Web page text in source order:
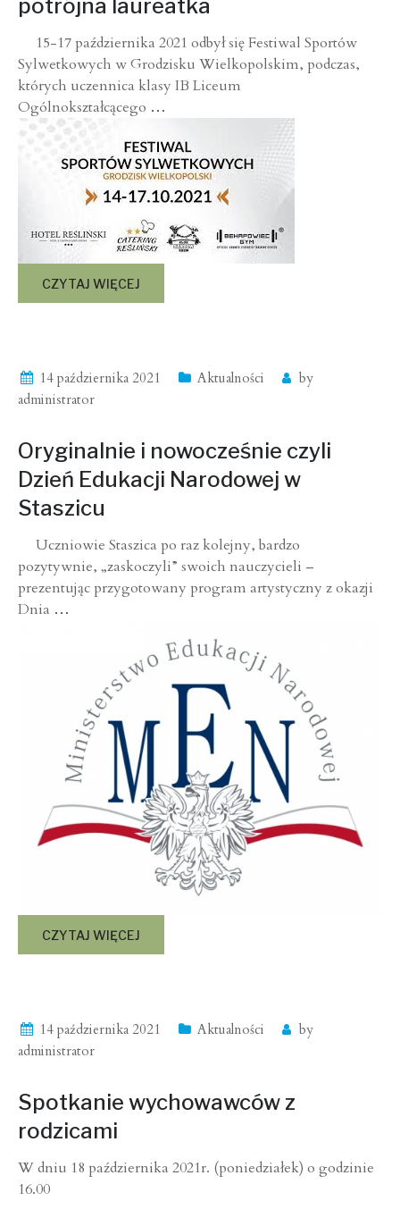
potrójna laureatka
15-17 października 2021 odbył się Festiwal Sportów
Sylwetkowych w Grodzisku Wielkopolskim, podczas,
których uczennica klasy IB Liceum
Ogólnokształcącego …
CZYTAJ WIĘCEJ
14 października 2021 Aktualności
by
administrator
Oryginalnie i nowocześnie czyli
Dzień Edukacji Narodowej w
Staszicu
Uczniowie Staszica po raz kolejny, bardzo
pozytywnie, „zaskoczyli” swoich nauczycieli –
prezentując przygotowany program artystyczny z okazji
Dnia …
CZYTAJ WIĘCEJ
14 października 2021 Aktualności
by
administrator
Spotkanie wychowawców z
rodzicami
W dniu 18 października 2021r. (poniedziałek) o godzinie
16.00